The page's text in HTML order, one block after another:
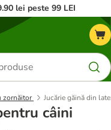
lei peste 99 LEI
zornăitor Jucărie găină din
câini